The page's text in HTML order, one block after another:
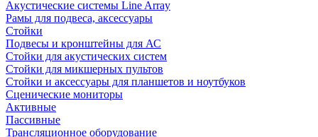
Акустические системы Line Array
Рамы для подвеса, аксессуары
Стойки
Подвесы и кронштейны для АС
Стойки для акустических систем
Стойки для микшерных пультов
Стойки и аксессуары для планшетов и ноутбуков
Сценические мониторы
Активные
Пассивные
Трансляционное оборудование